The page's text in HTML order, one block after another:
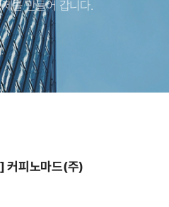
를 만들어 갑니다.
커피노마드(주)